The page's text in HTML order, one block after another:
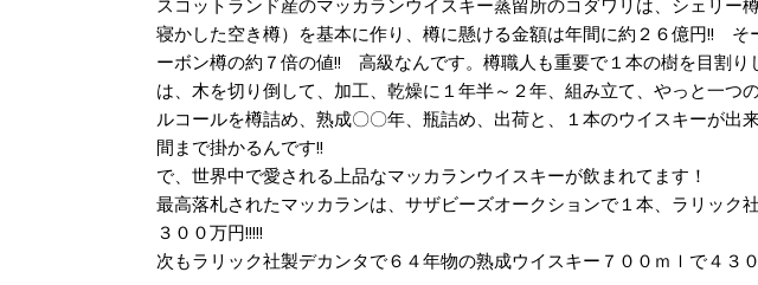
スコットランド産のマッカランウイスキー蒸留所のコダワリは、シェリー
寝かした空き樽）を基本に作り、樽に懸ける金額は年間に約２６億円!! そ
ーボン樽の約７倍の値!! 高級なんです。樽職人も重要で１本の樹を目割
は、木を切り倒して、加工、乾燥に１年半～２年、組み立て、 やっと一つ
ルコールを樽詰め、熟成〇〇年、瓶詰め、出荷と、１本のウイスキーが出
間まで掛かるんです!!
で、世界中で愛される上品なマッカランウイスキーが飲まれてます！
最高落札されたマッカランは、サザビーズオークションで１本、ラリック
３００万円!!!!!
次もラリック社製デカンタで６４年物の熟成ウイスキー７００ｍｌで４３